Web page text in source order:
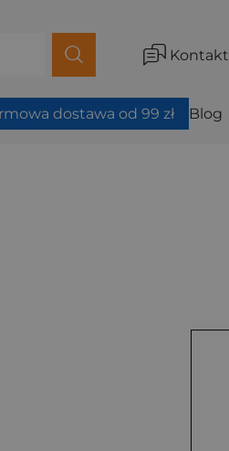
Kontakt
dostawa od 99 zł Blog